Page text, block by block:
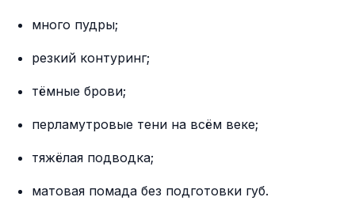
много пудры;
резкий контуринг;
тёмные брови;
перламутровые тени на всём веке;
тяжёлая подводка;
матовая помада без подготовки губ.